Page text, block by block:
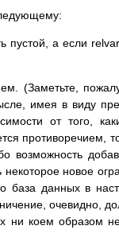
пустой, а если
(Заметьте,
имея в виду
от того,
противоречием,
возможность
новое
база данных в
очевидно,
ни коем образом